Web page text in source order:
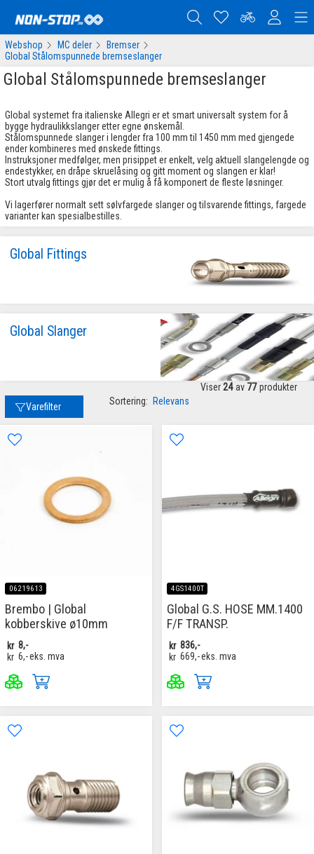
Webshop MC deler
Bremser
Global Stålomspunnede bremseslanger
Global Stålomspunnede bremseslanger
Global systemet fra italienske Allegri er et smart universalt system for å
bygge hydraulikkslanger etter egne ønskemål.
Stålomspunnede slanger i lengder fra 100 mm til 1450 mm med gjengede
ender kombineres med ønskede fittings.
Instruksjoner medfølger, men prisippet er enkelt, velg aktuell slangelengde og
endestykker, en dråpe skruelåsing og gitt moment og slangen er klar!
Stort utvalg fittings gjør det er mulig å få komponert de fleste løsninger.
Vi lagerfører normalt sett sølvfargede slanger og tilsvarende fittings, fargede
varianter kan spesialbestilles.
Global Fittings
Global Slanger
Varefilter Sortering: Relevans
Viser 24 av 77 produkter
06219613
Brembo | Global
kobberskive ø10mm
kr 8,-
kr 6,-eks. mva
4GS1400T
Global G.S. HOSE MM.1400
F/F TRANSP.
kr 836,-
kr 669,-eks. mva